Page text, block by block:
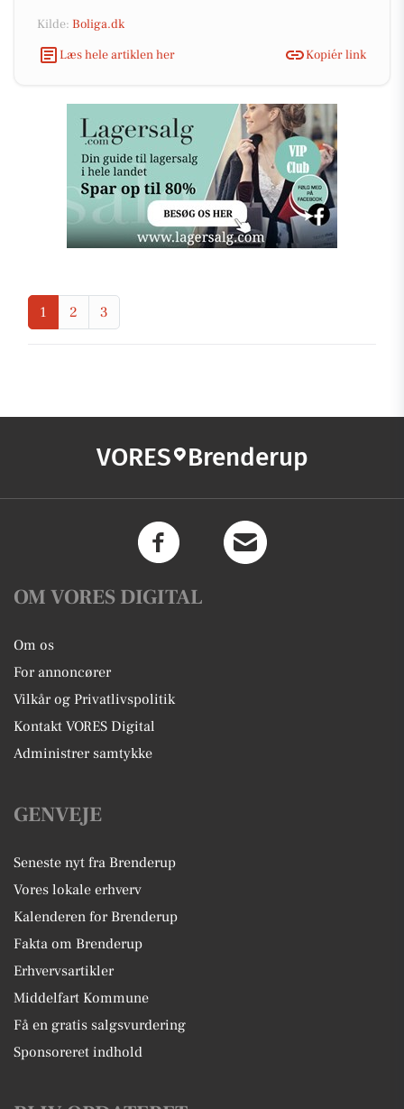
Kilde: Boliga.dk
Læs hele artiklen her
Kopiér link
1 2 3
VORES Brenderup
OM VORES DIGITAL
Om os
For annoncører
Vilkår og Privatlivspolitik
Kontakt VORES Digital
Administrer samtykke
GENVEJE
Seneste nyt fra Brenderup
Vores lokale erhverv
Kalenderen for Brenderup
Fakta om Brenderup
Erhvervsartikler
Middelfart Kommune
Få en gratis salgsvurdering
Sponsoreret indhold